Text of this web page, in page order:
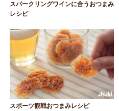
スパークリングワインに合うおつまみ
レシピ
スポーツ観戦おつまみレシピ